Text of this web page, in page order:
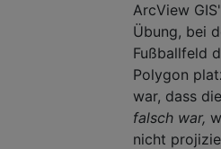
ArcView
Übung, bei
Fußballfeld
Polygon
war, dass
falsch war,
nicht